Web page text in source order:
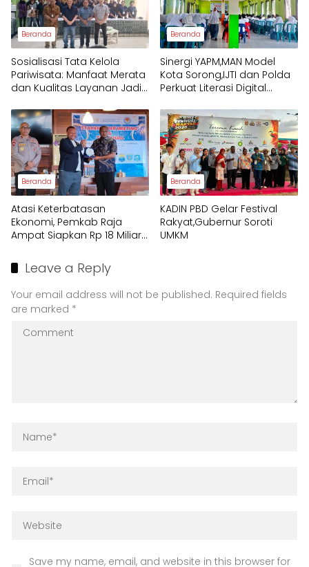
Beranda
Sosialisasi Tata Kelola
Pariwisata: Manfaat Merata
dan Kualitas Layanan Jadi
Beranda
Sinergi YAPM,MAN Model
Kota Sorong,IJTI dan Polda
Perkuat Literasi Digital
Beranda
Atasi Keterbatasan
Ekonomi, Pemkab Raja
Ampat Siapkan Rp 18 Miliar
2026
Beranda
KADIN PBD Gelar Festival
Rakyat,Gubernur Soroti
UMKM
Leave a Reply
Your email address will not be published. Required fields
are marked *
Save my name, email, and website in this browser for